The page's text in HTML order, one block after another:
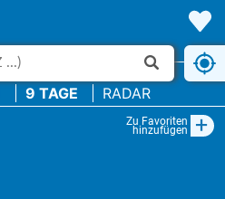
9 TAGE RADAR
Zu Favoriten
hinzufügen +